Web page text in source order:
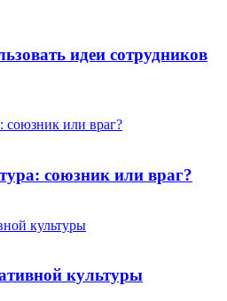
идеи сотрудников
союзник или враг?
культуры